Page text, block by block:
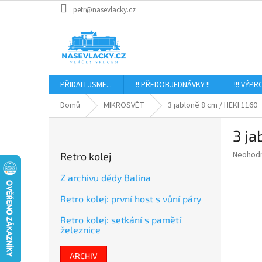
na
petr@nasevlacky.cz
PŘIDALI JSME... !! PŘEDOBJEDNÁVKY !! !!!
Domů
MIKROSVĚT 3 jabloně 8 cm / HEKI 1160
Retro kolej
Z archivu dědy Balína
Retro kolej: první host s vůní páry
Retro kolej: setkání s pamětí
železnice
ARCHIV
3